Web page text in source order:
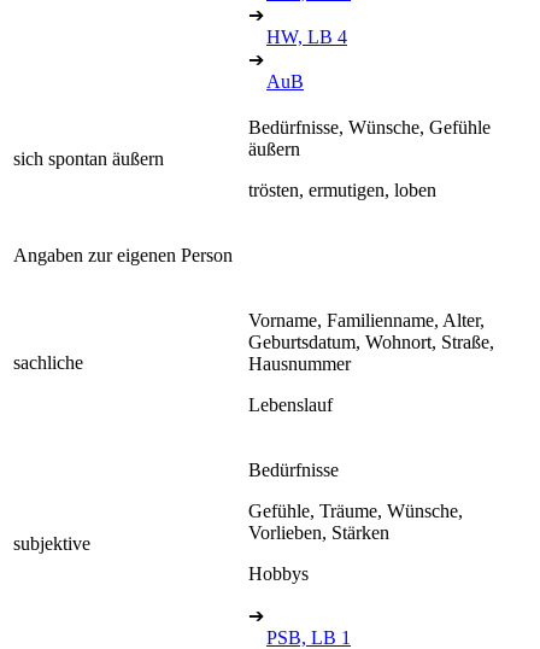
➔
HW, LB 4
➔
AuB
sich spontan äußern
Bedürfnisse, Wünsche, Gefühle
äußern
trösten, ermutigen, loben
Angaben zur eigenen Person
sachliche
Vorname, Familienname, Alter,
Geburtsdatum, Wohnort, Straße,
Hausnummer
Lebenslauf
subjektive
Bedürfnisse
Gefühle, Träume, Wünsche,
Vorlieben, Stärken
Hobbys
➔
PSB, LB 1